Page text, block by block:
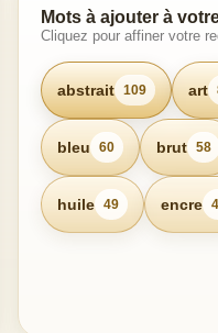
Mots à ajouter à
Cliquez pour affiner votre
abstrait 109 art
bleu 60 brut 58
huile 49 encre